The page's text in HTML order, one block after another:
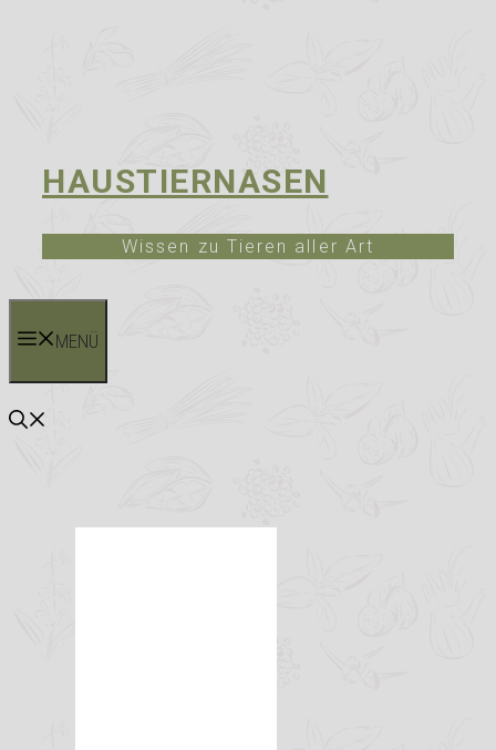
HAUSTIERNASEN
Wissen zu Tieren aller Art
MENÜ